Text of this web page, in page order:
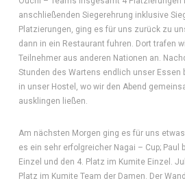
anschließenden Siegerehrung inklusive
Platzierungen, ging es für uns zurück zu
dann in ein Restaurant fuhren. Dort trafen
Teilnehmer aus anderen Nationen an.
Stunden des Wartens endlich unser Essen
in unser Hostel, wo wir den Abend
ausklingen ließen.
Am nächsten Morgen ging es für uns
es ein sehr erfolgreicher Nagai – Cup; Paul
Einzel und den 4. Platz im Kumite Einzel.
Platz im Kumite Team der Damen. Der